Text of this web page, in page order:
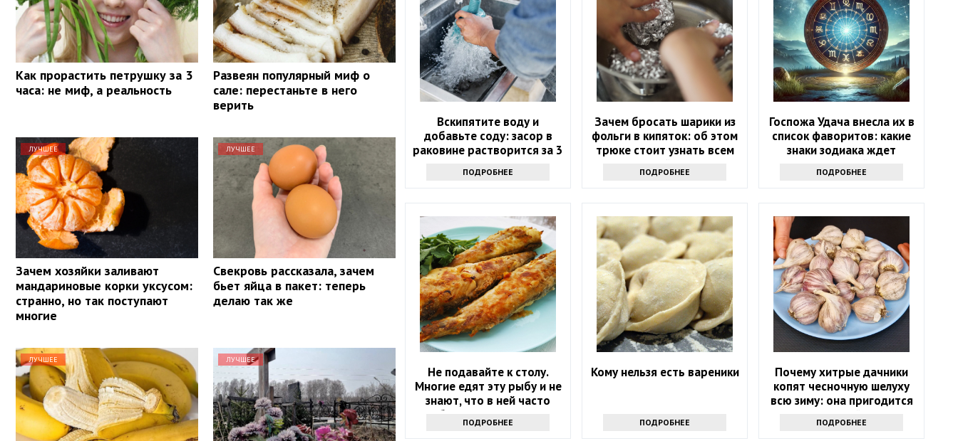
Как прорастить петрушку за 3
часа: не миф, а реальность
Развеян популярный миф о
сале: перестаньте в него
верить
ЛУЧШЕЕ
Зачем хозяйки заливают
мандариновые корки уксусом:
странно, но так поступают
многие
ЛУЧШЕЕ
Свекровь рассказала, зачем
бьет яйца в пакет: теперь
делаю так же
ЛУЧШЕЕ ЛУЧШЕЕ
Вскипятите воду и
добавьте соду: засор в
раковине растворится за 3
ПОДРОБНЕЕ
Зачем бросать шарики из
фольги в кипяток: об этом
трюке стоит узнать всем
хозяйкам
ПОДРОБНЕЕ
Госпожа Удача внесла их в
список фаворитов: какие
знаки зодиака ждет
ошеломительный успех в
ближайшие 10 дней
ПОДРОБНЕЕ
Не подавайте к столу.
Многие едят эту рыбу и не
знают, что в ней часто
бывают паразиты
ПОДРОБНЕЕ
Кому нельзя есть вареники
ПОДРОБНЕЕ
Почему хитрые дачники
копят чесночную шелуху
всю зиму: она пригодится
весной
ПОДРОБНЕЕ